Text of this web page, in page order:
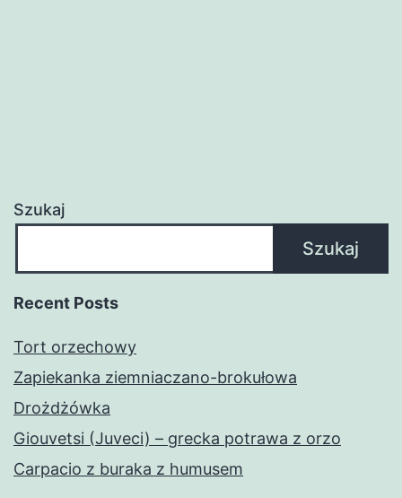
Szukaj
Szukaj
Recent Posts
Tort orzechowy
Zapiekanka ziemniaczano-brokułowa
Drożdżówka
Giouvetsi (Juveci) – grecka potrawa z orzo
Carpacio z buraka z humusem